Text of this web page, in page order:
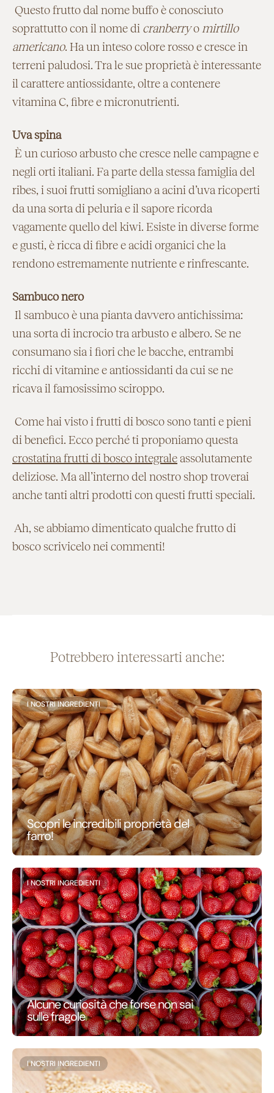
Questo frutto dal nome buffo è conosciuto
soprattutto con il nome di cranberryo mirtillo
americano. Ha un inteso colore rosso e cresce in
terreni paludosi. Tra le sue proprietà è interessante
il carattere antiossidante, oltre a contenere
vitamina C, fibre e micronutrienti.
Uva spina
È un curioso arbusto che cresce nelle campagne e
negli orti italiani. Fa parte della stessa famiglia del
ribes, i suoi frutti somigliano a acini d’uva ricoperti
da una sorta di peluria e il sapore ricorda
vagamente quello del kiwi. Esiste in diverse forme
e gusti, è ricca di fibre e acidi organici che la
rendono estremamente nutriente e rinfrescante.
Sambuco nero
Il sambuco è una pianta davvero antichissima:
una sorta di incrocio tra arbusto e albero. Se ne
consumano sia i fiori che le bacche, entrambi
ricchi di vitamine e antiossidanti da cui se ne
ricava il famosissimo sciroppo.
Come hai visto i frutti di bosco sono tanti e pieni
di benefici. Ecco perché ti proponiamo questa
crostatina frutti di bosco integraleassolutamente
deliziose. Ma all’interno del nostro shop troverai
anche tanti altri prodotti con questi frutti speciali.
Ah, se abbiamo dimenticato qualche frutto di
bosco scrivicelo nei commenti!
Potrebbero interessarti anche:
I NOSTRI INGREDIENTI
Scopri le incredibili proprietà del
farro!
I NOSTRI INGREDIENTI
Alcune curiosità che forse non sai
sulle fragole
I NOSTRI INGREDIENTI